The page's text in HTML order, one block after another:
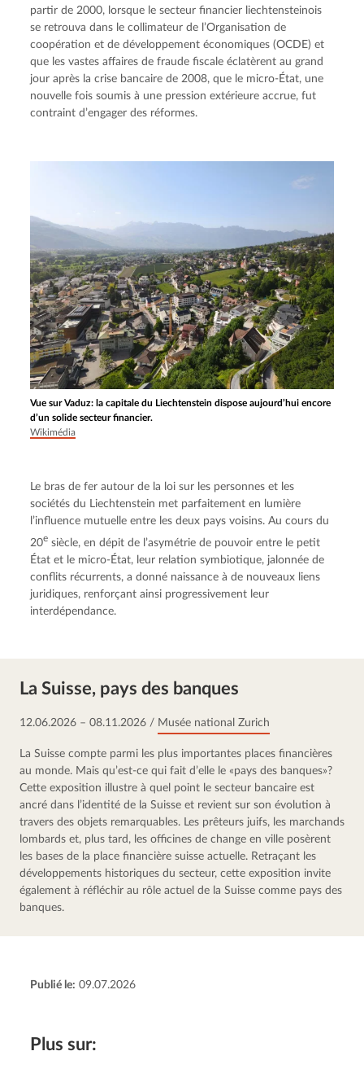
partir de 2000, lorsque le secteur financier liechtensteinois
se retrouva dans le collimateur de l’Organisation de
coopération et de développement économiques (OCDE) et
que les vastes affaires de fraude fiscale éclatèrent au grand
jour après la crise bancaire de 2008, que le micro-État, une
nouvelle fois soumis à une pression extérieure accrue, fut
contraint d’engager des réformes.
Vue sur Vaduz: la capitale du Liechtenstein dispose aujourd’hui encore
d’un solide secteur financier.
Wikimédia
Le bras de fer autour de la loi sur les personnes et les
sociétés du Liechtenstein met parfaitement en lumière
l’influence mutuelle entre les deux pays voisins. Au cours du
20e siècle, en dépit de l’asymétrie de pouvoir entre le petit
État et le micro-État, leur relation symbiotique, jalonnée de
conflits récurrents, a donné naissance à de nouveaux liens
juridiques, renforçant ainsi progressivement leur
interdépendance.
La Suisse, pays des banques
12.06.2026 08.11.2026 / Musée national Zurich
La Suisse compte parmi les plus importantes places financières
au monde. Mais qu’est-ce qui fait d’elle le «pays des banques»?
Cette exposition illustre à quel point le secteur bancaire est
ancré dans l’identité de la Suisse et revient sur son évolution à
travers des objets remarquables. Les prêteurs juifs, les marchands
lombards et, plus tard, les officines de change en ville posèrent
les bases de la place financière suisse actuelle. Retraçant les
développements historiques du secteur, cette exposition invite
également à réfléchir au rôle actuel de la Suisse comme pays des
banques.
Publié le: 09.07.2026
Plus sur: